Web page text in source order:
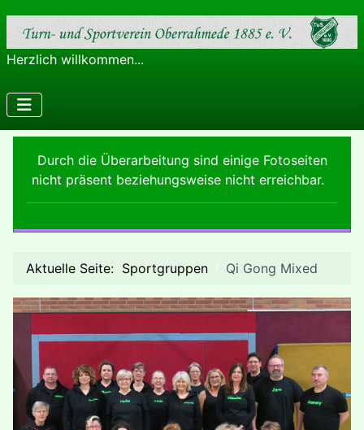
Herzlich willkommen...
Durch die Überarbeitung sind einige Fotoseiten
nicht präsent beziehungsweise nicht erreichbar.
Aktuelle Seite: Sportgruppen Qi Gong Mixed